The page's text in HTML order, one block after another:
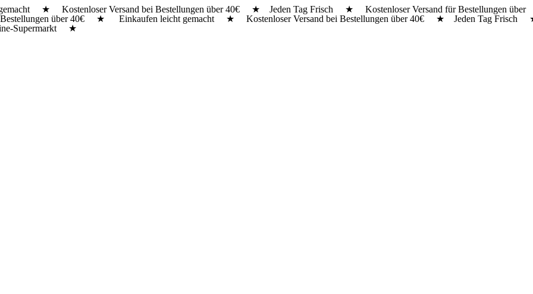
★ Kostenloser Versand bei Bestellungen über 40€ ★ Jeden Tag Frisch ★ Kostenloser Versand für Bestellungen über
Bestellungen über 40€ ★ Einkaufen leicht gemacht ★ Kostenloser Versand bei Bestellungen über 40€ ★ Jeden Tag
Supermarkt ★